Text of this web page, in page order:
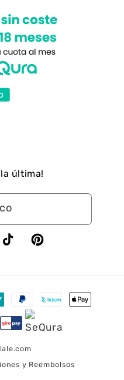
última!
TikTok Pinterest
y Reembolsos